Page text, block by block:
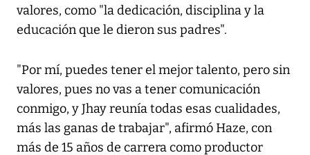
valores, como "la dedicación, disciplina y la
educación que le dieron sus padres".
"Por mí, puedes tener el mejor talento, pero sin
valores, pues no vas a tener comunicación
conmigo, y Jhay reunía todas esas cualidades,
más las ganas de trabajar", afirmó Haze, con
más de 15 años de carrera como productor